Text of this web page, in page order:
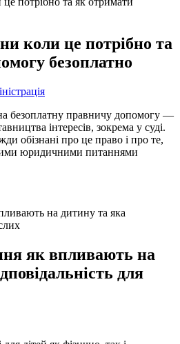
коли це потрібно та
безоплатно
безоплатну правничу допомогу —
інтересів, зокрема у суді.
обізнані про це право і про те,
юридичними питаннями
як впливають на
для